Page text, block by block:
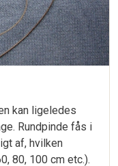
kan ligeledes
Rundpinde fås i
af, hvilken
80, 100 cm etc.).